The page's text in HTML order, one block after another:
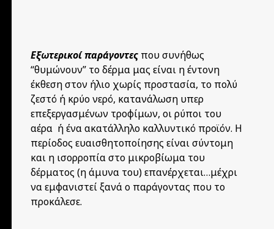
Εξωτερικοί παράγοντες που συνήθως
“θυμώνουν” το δέρμα μας είναι η έντονη
έκθεση στον ήλιο χωρίς προστασία, το πολύ
ζεστό ή κρύο νερό, κατανάλωση υπερ
επεξεργασμένων τροφίμων, οι ρύποι του
αέρα ή ένα ακατάλληλο καλλυντικό προϊόν. Η
περίοδος ευαισθητοποίησης είναι σύντομη
και η ισορροπία στο μικροβίωμα του
δέρματος (η άμυνα του) επανέρχεται…μέχρι
να εμφανιστεί ξανά ο παράγοντας που το
προκάλεσε.